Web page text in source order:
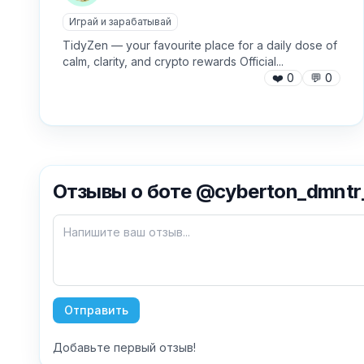
Играй и зарабатывай
TidyZen — your favourite place for a daily dose of
calm, clarity, and crypto rewards Official...
❤️ 0 💬 0
Отзывы о боте
Отправить
Добавьте первый отзыв!